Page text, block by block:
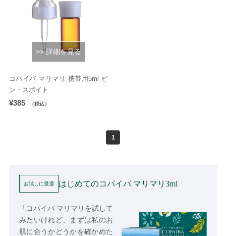
>> 詳細を見る
コパイバ マリマリ 携帯用5ml ビ
ン・スポイト
¥385 （税込）
1
お試しに最適 はじめてのコパイバ マリマリ3ml
「コパイバ マリマリを試して
みたいけれど、まずは私のお
肌に合うかどうかを確かめた